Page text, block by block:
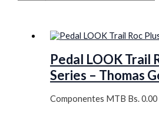
Pedal LOOK Trail
Series – Thomas
Componentes MTB Bs.0.00